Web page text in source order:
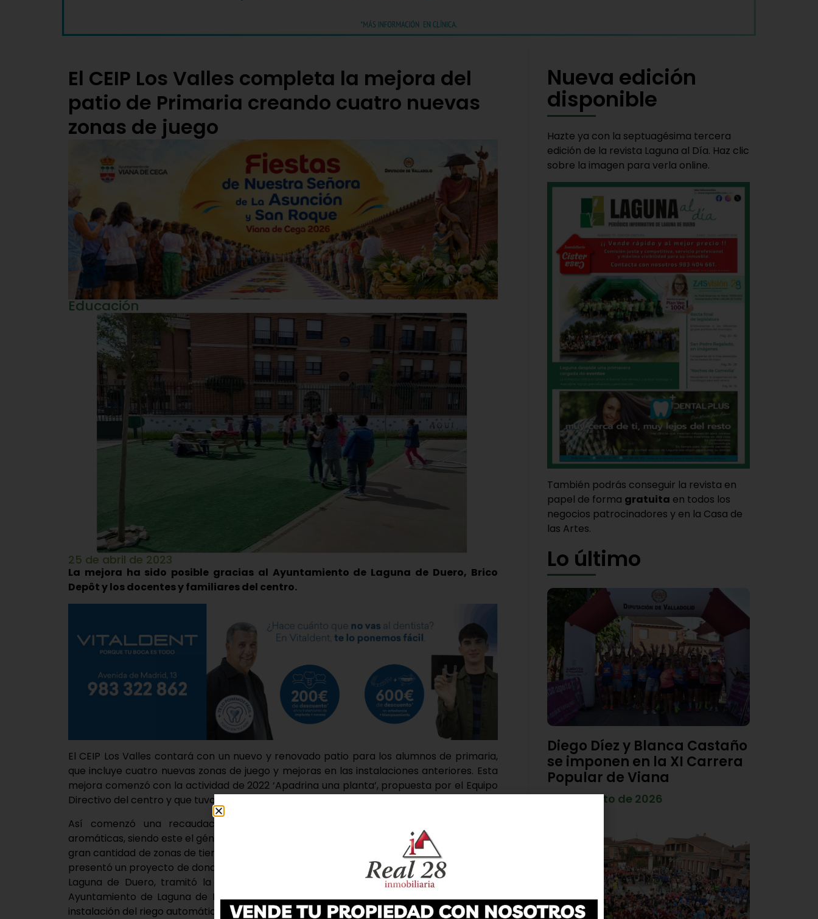
El CEIP Los Valles completa la mejora del
patio de Primaria creando cuatro nuevas
zonas de juego
Educación
25 de abril de 2023
La mejora ha sido posible gracias al Ayuntamiento de Laguna de Duero, Brico
Depôt y los docentes y familiares del centro.
El CEIP Los Valles contará con un nuevo y renovado patio para los alumnos de primaria,
que incluye cuatro nuevas zonas de juego y mejoras en las instalaciones anteriores. Esta
mejora comenzó con la actividad de 2022 ‘Apadrina una planta’, propuesta por el Equipo
Directivo del centro y que tuvo una gran acogida.
Así comenzó una recaudación de fondos para plantar árboles frutales plantas
aromáticas, siendo este el génesis de una gran remodelación. Dado que el patio tenía una
gran cantidad de zonas de tierra que provocaban caídas al alumnado, el Equipo Directivo
presentó un proyecto de donación de césped artificial a varias empresas. Brico Depôt de
Laguna de Duero, tramitó la donación necesaria para solventar este problema, y el
Ayuntamiento de Laguna de Duero ha colaborado para la colocación del césped y la
instalación del riego automático para la nueva zona de plantas.
Nueva edición
disponible
Hazte ya con la septuagésima tercera
edición de la revista Laguna al Día. Haz clic
sobre la imagen para verla online.
También podrás conseguir la revista en
papel de forma gratuita en todos los
negocios patrocinadores y en la Casa de
las Artes.
Lo último
Diego Díez y Blanca Castaño
se imponen en la XI Carrera
Popular de Viana
4 de agosto de 2026